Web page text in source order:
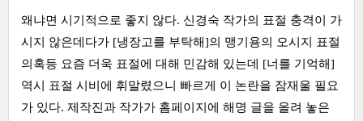
왜냐면 시기적으로 좋지 않다. 신경숙 작가의 표절 충격이 가
시지 않은데다가 [냉장고를 부탁해]의 맹기용의 오시지 표절
의혹등 요즘 더욱 표절에 대해 민감해 있는데 [너를 기억해]
역시 표절 시비에 휘말렸으니 빠르게 이 논란을 잠재울 필요
가 있다. 제작진과 작가가 홈페이지에 해명 글을 올려 놓은